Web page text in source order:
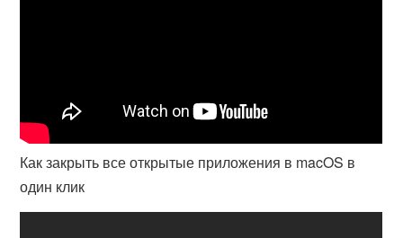
Как закрыть все открытые приложения в macOS в
один клик